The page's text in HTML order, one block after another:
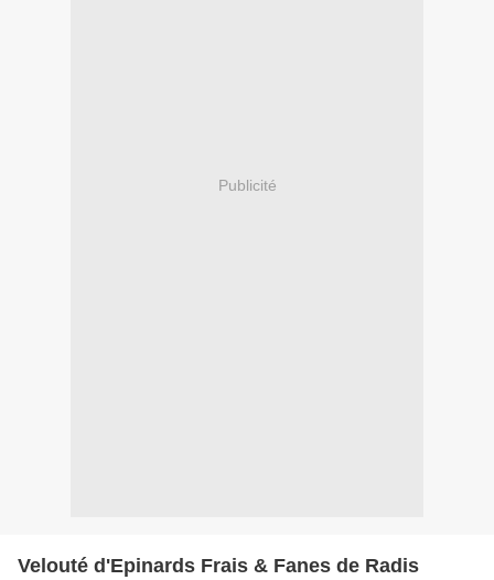
Publicité
Velouté d'Epinards Frais & Fanes de Radis